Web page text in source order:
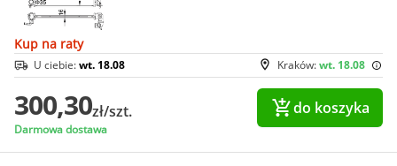
Kup na raty
Kraków:wt. 18.08
U ciebie:wt. 18.08
300,30zł/szt.
Darmowa dostawa
do koszyka